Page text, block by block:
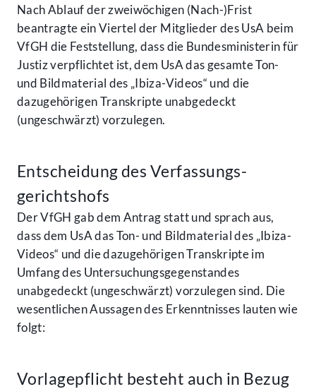
Nach Ablauf der zweiwöchigen (Nach-)Frist
beantragte ein Viertel der Mitglieder des UsA beim
VfGH die Feststellung, dass die Bundesministerin für
Justiz verpflichtet ist, dem UsA das gesamte Ton-
und Bildmaterial des „Ibiza-Videos“ und die
dazugehörigen Transkripte unabgedeckt
(ungeschwärzt) vorzulegen.
Entscheidung des Verfassungs­
gerichtshofs
Der VfGH gab dem Antrag statt und sprach aus,
dass dem UsA das Ton- und Bildmaterial des „Ibiza-
Videos“ und die dazugehörigen Transkripte im
Umfang des Untersuchungsgegenstandes
unabgedeckt (ungeschwärzt) vorzulegen sind. Die
wesentlichen Aussagen des Erkenntnisses lauten wie
folgt:
Vorlagepflicht besteht auch in Bezug